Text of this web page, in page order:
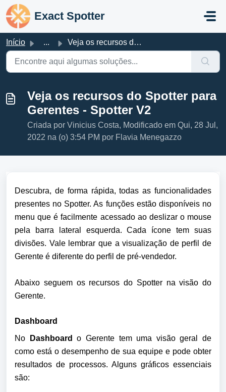
Ir para o conteúdo principal
Exact Spotter
Início ... Veja os recursos do Spotter para Gerentes - Spotter V2
Veja os recursos do Spotter para
Gerentes - Spotter V2
Criada por Vinicius Costa, Modificado em Qui, 28 Jul,
2022 na (o) 3:54 PM por Flavia Menegazzo
Descubra, de forma rápida, todas as funcionalidades
presentes no Spotter. As funções estão disponíveis no
menu que é facilmente acessado ao deslizar o mouse
pela barra lateral esquerda. Cada ícone tem suas
divisões. Vale lembrar que a visualização de perfil de
Gerente é diferente do perfil de pré-vendedor.
Abaixo seguem os recursos do Spotter na visão do
Gerente.
Dashboard
No
Dashboard
o Gerente tem uma visão geral de
como está o desempenho de sua equipe e pode obter
resultados de processos. Alguns gráficos essenciais
são: